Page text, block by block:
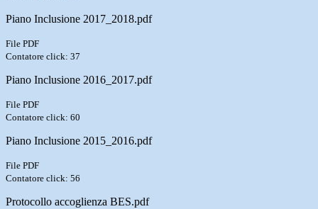
Piano Inclusione 2017_2018.pdf
File PDF
Contatore click: 37
Piano Inclusione 2016_2017.pdf
File PDF
Contatore click: 60
Piano Inclusione 2015_2016.pdf
File PDF
Contatore click: 56
Protocollo accoglienza BES.pdf